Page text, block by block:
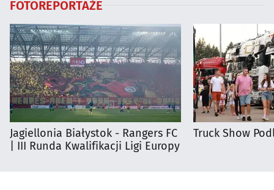
FOTOREPORTAŻE
Jagiellonia Białystok - Rangers FC
| III Runda Kwalifikacji Ligi Europy
Truck Show